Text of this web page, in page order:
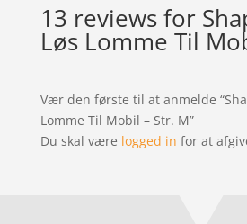
13 reviews for
Løs Lomme Til
Vær den første til at anmelde
Lomme Til Mobil – Str. M”
Du skal være logged in for at